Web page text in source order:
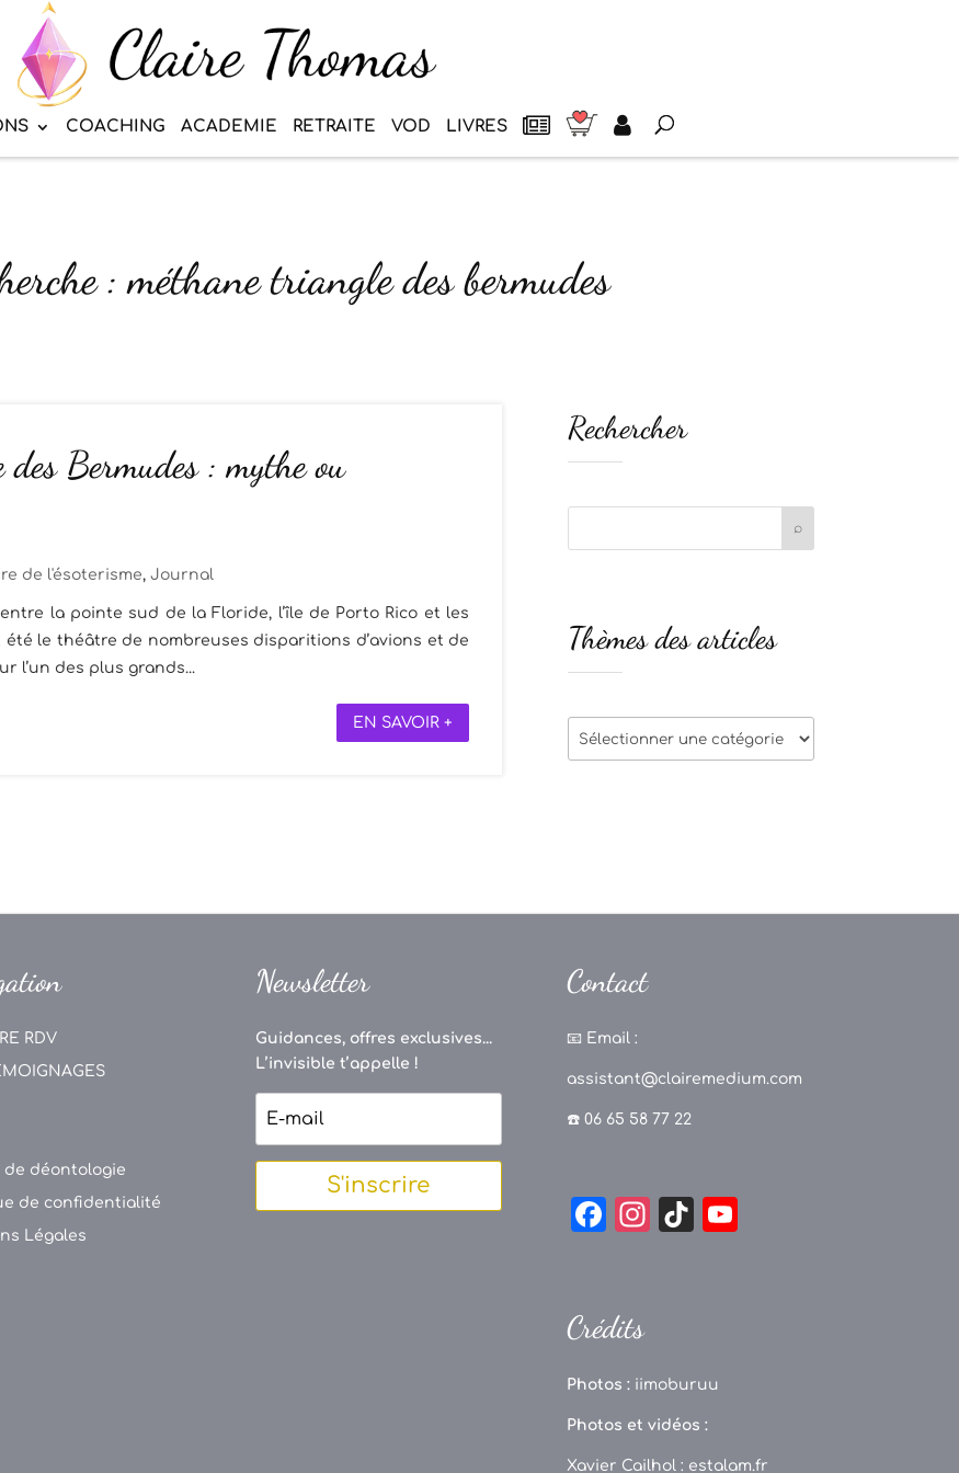
COACHING ACADEMIE RETRAITE VOD LIVRES
: méthane triangle des bermudes
Bermudes : mythe ou
de l'ésoterisme, Journal
la pointe sud de la Floride, l’île de Porto Rico et les
le théâtre de nombreuses disparitions d’avions et de
l’un des plus grands...
EN SAVOIR +
Rechercher
Thèmes des articles
Thèmes
des
RDV
de déontologie
de confidentialité
Légales
Newsletter
Guidances, offres exclusives...
L’invisible t’appelle !
S'inscrire
Contact
📧 Email :
assistant@clairemedium.com
☎️ 06 65 58 77 22
F
e
o
o
k
In
a
m
Ti
C
Crédits
Photos : iimoburuu
Photos et vidéos :
Xavier Cailhol : estalam.fr